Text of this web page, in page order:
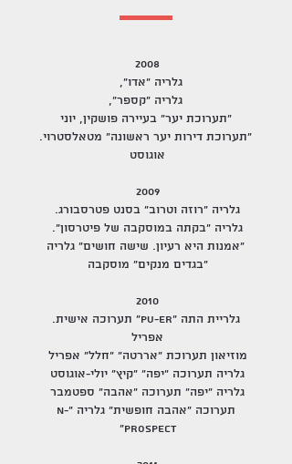
2008
גלריה "אדו",
גלריה "קספר",
"תערוכת יער" בעיירה פושקין, יוני
"תערוכת דירות יער ראשונה" מטאלסטרוי.
אוגוסט
2009
גלריה "רוזה וטרוב" בסנט פטרסבורג.
גלריה "בקתה במוסקבה של פיטרסון".
"אמנות היא רעיון. שישה חושים" גלריה
"בגדים מנקים" מוסקבה
2010
גלריית התה "PU-er" תערוכה אישית.
אפריל
מוזיאון תערוכת "אררטה" "חלל" אפריל
גלריה תערוכה "יפה" "קיץ" יולי-אוגוסט
גלריה "יפה" תערוכה "אהבה" ספטמבר
תערוכה "אהבה חופשית" גלריה "n-
prospect"